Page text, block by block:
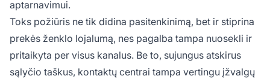
aptarnavimui.
Toks požiūris ne tik didina pasitenkinimą, bet ir stiprina
prekės ženklo lojalumą, nes pagalba tampa nuosekli ir
pritaikyta per visus kanalus. Be to, sujungus atskirus
sąlyčio taškus, kontaktų centrai tampa vertingu įžvalgų